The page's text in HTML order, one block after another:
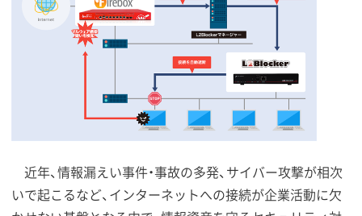
近年、情報漏えい事件・事故の多発、サイバー攻撃が相次
いで起こるなど、インターネットへの接続が企業活動に欠